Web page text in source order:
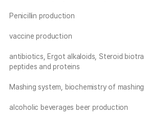
Penicillin production
vaccine production
antibiotics, Ergot alkaloids, Steroid
peptides and proteins
Mashing system, biochemistry of
alcoholic beverages beer production